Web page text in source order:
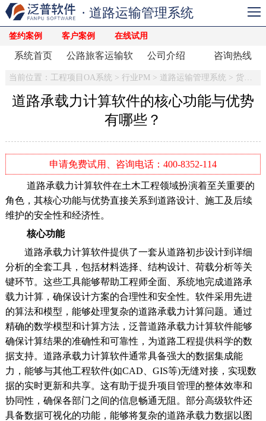
签约案例 客户案例 在线试用
· 道路运输管理系统
系统首页
公路旅客运输软
件
公司介绍 咨询热线
当前位置： 工程项目OA系统 > 行业PM> 道路运输管理系统 > 货物运输软件
道路承载力计算软件的核心功能与优势
有哪些？
申请免费试用、咨询电话：400-8352-114
道路承载力计算软件在土木工程领域扮演着至关重要的
角色，其核心功能与优势直接关系到道路设计、施工及后续
维护的安全性和经济性。
核心功能
道路承载力计算软件提供了一套从道路初步设计到详细
分析的全套工具，包括材料选择、结构设计、荷载分析等关
键环节。这些工具能够帮助工程师全面、系统地完成道路承
载力计算，确保设计方案的合理性和安全性。软件采用先进
的算法和模型，能够处理复杂的道路承载力计算问题。通过
精确的数学模型和计算方法，泛普道路承载力计算软件能够
确保计算结果的准确性和可靠性，为道路工程提供科学的数
据支持。道路承载力计算软件通常具备强大的数据集成能
力，能够与其他工程软件(如CAD、GIS等)无缝对接，实现数
据的实时更新和共享。这有助于提升项目管理的整体效率和
协同性，确保各部门之间的信息畅通无阻。部分高级软件还
具备数据可视化的功能，能够将复杂的道路承载力数据以图